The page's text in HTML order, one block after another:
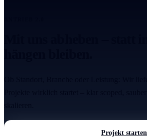
Projekt starten